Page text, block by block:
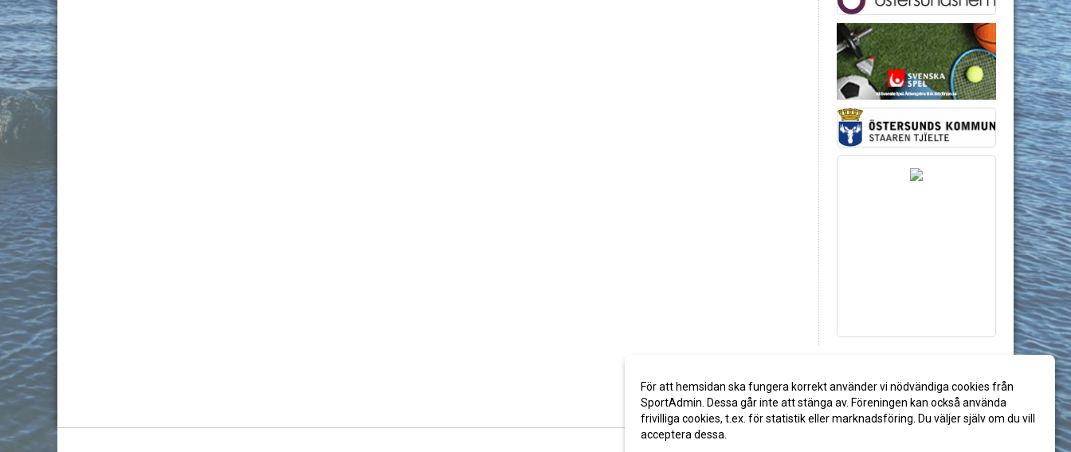
För att hemsidan ska fungera korrekt använder vi nödvändiga cookies från
SportAdmin. Dessa går inte att stänga av. Föreningen kan också använda
frivilliga cookies, t.ex. för statistik eller marknadsföring. Du väljer själv om du vill
acceptera dessa.